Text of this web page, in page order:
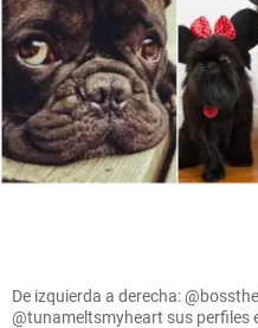
De izquierda a derecha:
@tunameltsmyheart sus perfiles